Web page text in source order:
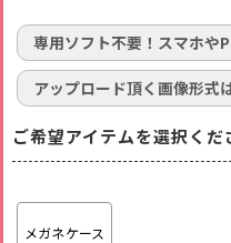
専用ソフト不要！スマホや
アップロード頂く画像形式
ご希望アイテムを選択くだ
メガネケース